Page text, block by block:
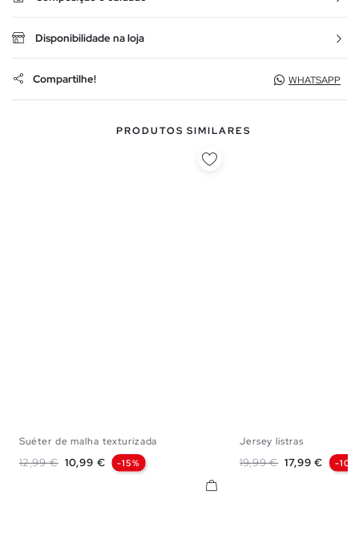
Disponibilidade na loja
Compartilhe! WHATSAPP
PRODUTOS SIMILARES
Suéter de malha texturizada
Preço normal
12,99 € Preço
10,99 € -15%
Jersey listras
Preço normal
19,99 € Preço
17,99 € -10%